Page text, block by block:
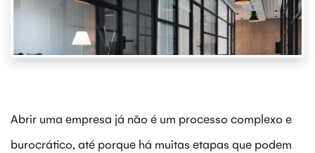
Abrir uma empresa já não é um processo complexo e
burocrático, até porque há muitas etapas que podem